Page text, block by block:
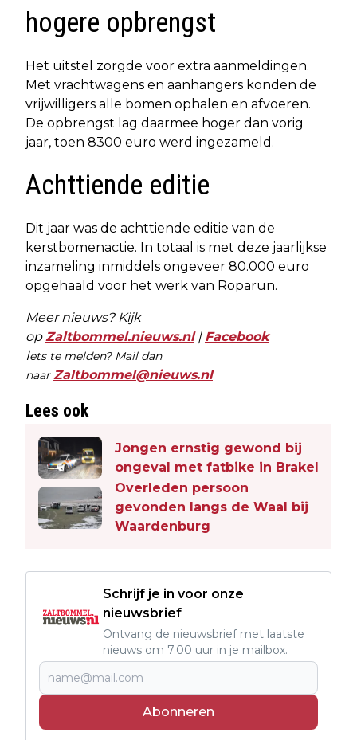
hogere opbrengst
Het uitstel zorgde voor extra aanmeldingen.
Met vrachtwagens en aanhangers konden de
vrijwilligers alle bomen ophalen en afvoeren.
De opbrengst lag daarmee hoger dan vorig
jaar, toen 8300 euro werd ingezameld.
Achttiende editie
Dit jaar was de achttiende editie van de
kerstbomenactie. In totaal is met deze jaarlijkse
inzameling inmiddels ongeveer 80.000 euro
opgehaald voor het werk van Roparun.
Meer nieuws? Kijk
opZaltbommel.nieuws.nl| Facebook
Iets te melden? Mail dan
naarZaltbommel@nieuws.nl
Lees ook
Jongen ernstig gewond bij
ongeval met fatbike in Brakel
Overleden persoon
gevonden langs de Waal bij
Waardenburg
Schrijf je in voor onze
nieuwsbrief
Ontvang de nieuwsbrief met laatste
nieuws om 7.00 uur in je mailbox.
Abonneren